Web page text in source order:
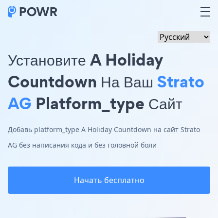
Установите A Holiday
Countdown На Ваш Strato
AG Platform_type Сайт
Добавь platform_type A Holiday Countdown на сайт Strato
AG без написания кода и без головной боли
Начать бесплатно